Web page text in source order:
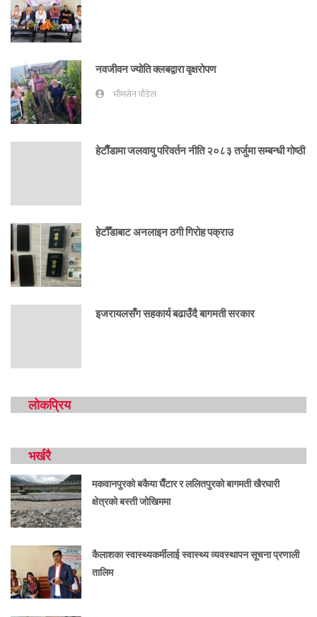
नवजीवन ज्योति क्लबद्वारा वृक्षरोपण
भीमसेन पौडेल
हेटाैँडामा जलवायु परिवर्तन नीति २०८३ तर्जुमा सम्बन्धी गोष्ठी
हेटौँडाबाट अनलाइन ठगी गिरोह पक्राउ
इजरायलसँग सहकार्य बढाउँदै बागमती सरकार
लोकप्रिय
भर्खरै
मकवानपुरको बकैया घैँटार र ललितपुरको बागमती खैरघारी
क्षेत्रको बस्ती जोखिममा
कैलाशका स्वास्थ्यकर्मीलाई स्वास्थ्य व्यवस्थापन सूचना प्रणाली
तालिम